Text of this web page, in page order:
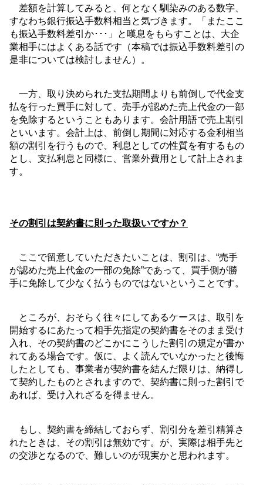
差額を計算してみると、何となく馴染みのある数字、
すなわち銀行振込手数料相当と気づきます。「またここ
も振込手数料差引か･･･」と嘆息をもらすことは、大企
業相手にはよくある話です（本稿では振込手数料差引の
是非については検討しません）。
一方、取り決められた支払期間よりも前倒しで代金支
払を行った買手に対して、売手が認めた売上代金の一部
を免除するということもあります。会計用語で売上割引
といいます。会計上は、前倒し期間に対応する金利相当
額の割引を行うもので、利息としての性質を有するもの
とし、支払利息と同様に、営業外費用として計上されま
す。
その割引は契約書に則った取扱いですか？
ここで留意していただきたいことは、割引は、“売手
が認めた売上代金の一部の免除”であって、買手側が勝
手に免除して少なく払うものではないということです。
ところが、おそらく往々にしてあるケースは、取引を
開始するにあたって相手先指定の契約書をそのまま受け
入れ、その契約書のどこかにこうした割引の規定が書か
れてある場合です。仮に、よく読んでいなかったと後悔
したとしても、事業者が契約書を結んだ限りは、納得し
て契約したものとされますので、契約書に則った割引で
あれば、受け入れざるを得ません。
もし、契約書を締結しておらず、割引分を差引精算さ
れたときは、その割引は無効です。が、実際は相手先と
の交渉となるので、難しいのが現実かと思われます。